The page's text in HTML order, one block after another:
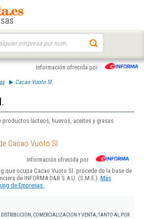
Información ofrecida por
Cacao Vuoto Sl.
productos lácteos, huevos, aceites y grasas
Cacao Vuoto Sl.
Información ofrecida por
que ocupa Cacao Vuoto Sl. procede de la base de
de INFORMA D&B S.A.U. (S.M.E.). Más
de Empresas.
COMERCIALIZACION Y VENTA, TANTO AL POR